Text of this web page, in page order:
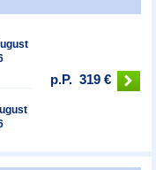
p.P. 319 €